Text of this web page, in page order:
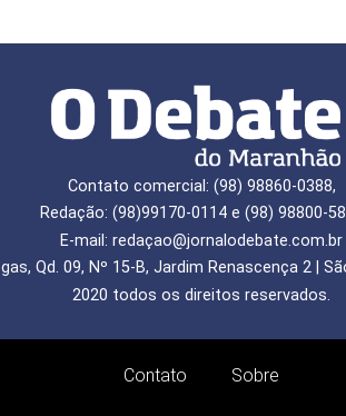
Contato comercial: (98) 98860-0388,
Redação: (98)99170-0114 e (98) 98800-
E-mail: redaçao@jornalodebate.com.br
Qd. 09, Nº 15-B, Jardim Renascença 2 |
2020 todos os direitos reservados.
Contato Sobre